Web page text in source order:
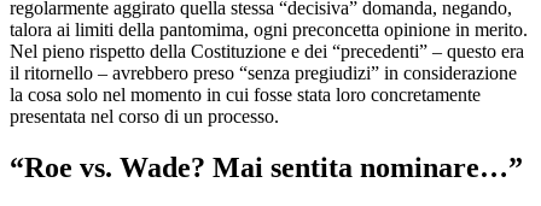
regolarmente aggirato quella stessa “decisiva” domanda, negando,
talora ai limiti della pantomima, ogni preconcetta opinione in merito.
Nel pieno rispetto della Costituzione e dei “precedenti” – questo era
il ritornello – avrebbero preso “senza pregiudizi” in considerazione
la cosa solo nel momento in cui fosse stata loro concretamente
presentata nel corso di un processo.
“Roe vs. Wade? Mai sentita nominare…”